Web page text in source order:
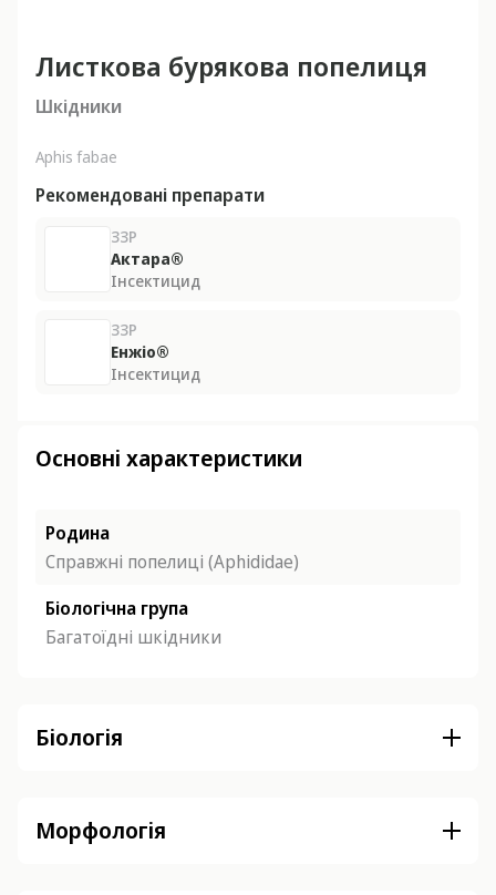
Листкова бурякова попелиця
Шкідники
Aphis fabae
Рекомендовані препарати
ЗЗР
Актара®
Інсектицид
ЗЗР
Енжіо®
Інсектицид
Основні характеристики
Родина
Справжні попелиці (Aphididae)
Біологічна група
Багатоїдні шкідники
Біологія
Морфологія